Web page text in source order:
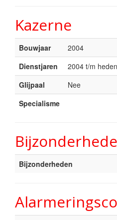
Kazerne
Bouwjaar
2004
Dienstjaren
2004 t/m heden
Glijpaal
Nee
Specialisme
Bijzonderheden